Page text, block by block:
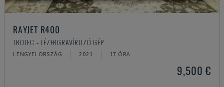
RAYJET R400
TROTEC - LÉZERGRAVÍROZÓ GÉP
LENGYELORSZÁG 2021 17 ÓRA
9,500 €